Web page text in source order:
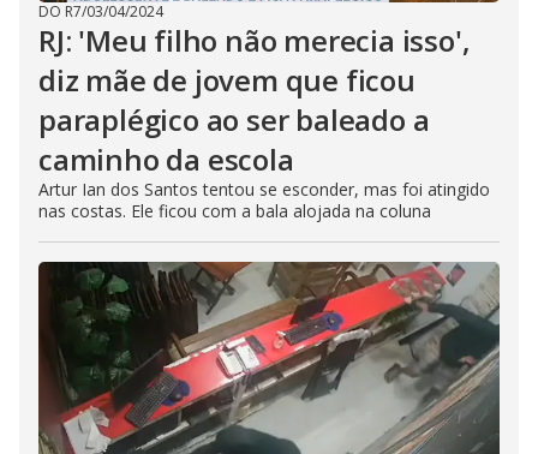
DO R7/03/04/2024
RJ: 'Meu filho não merecia isso',
diz mãe de jovem que ficou
paraplégico ao ser baleado a
caminho da escola
Artur Ian dos Santos tentou se esconder, mas foi atingido
nas costas. Ele ficou com a bala alojada na coluna